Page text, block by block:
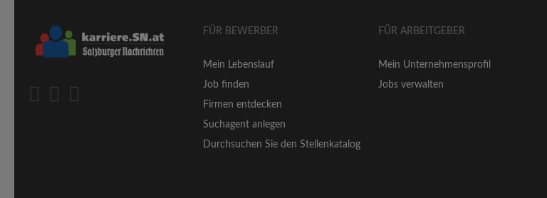
FÜR BEWERBER
Mein Lebenslauf
Job finden
Firmen entdecken
Suchagent anlegen
Durchsuchen Sie den Stellenkatalog
FÜR ARBEITGEBER
Mein Unternehmensprofil
Jobs verwalten